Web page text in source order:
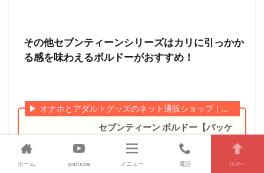
その他セブンティーンシリーズはカリに引っかか
る感を味わえるボルドーがおすすめ！
オナホとアダルトグッズのネット通販ショップ｜信長トイズ
セブンティーン ボルドー【パッケ
イズハート | 信長トイズ - オナホと
アダルトグッズのネット通販ショ
ホーム youtube メニュー 電話 TOPへ